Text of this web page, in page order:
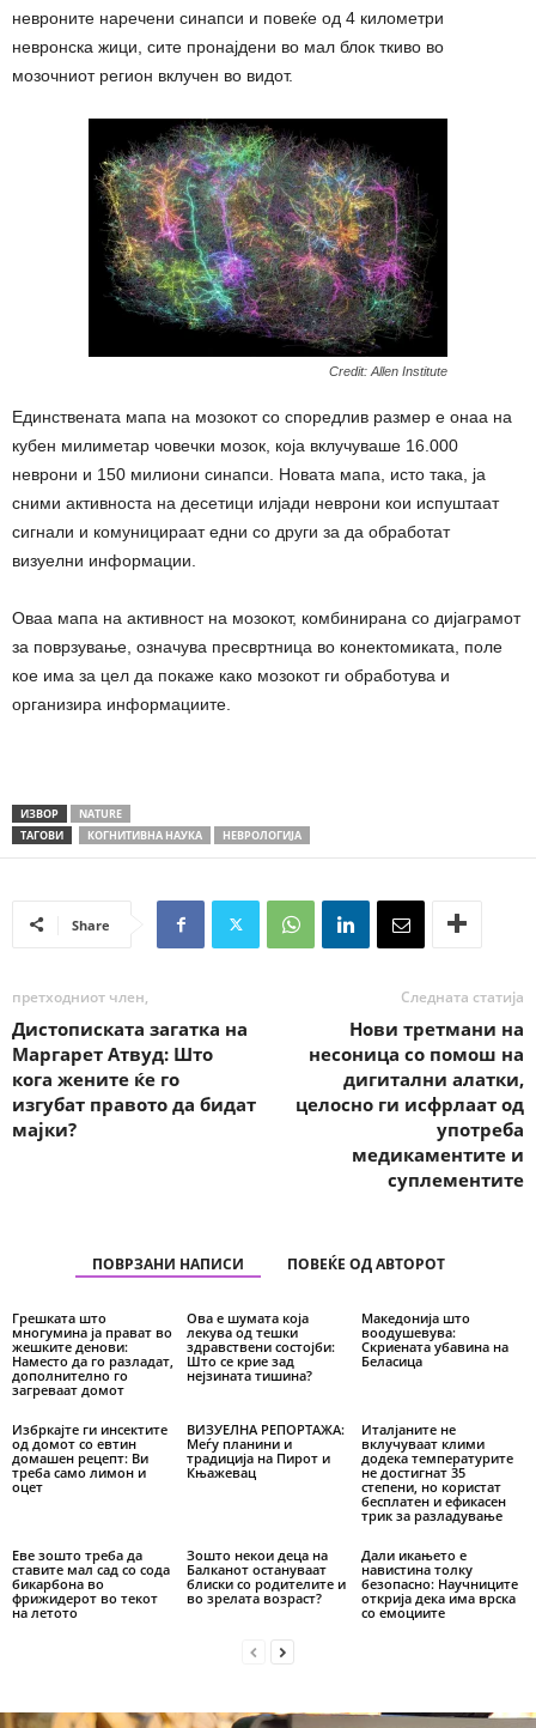
невроните наречени синапси и повеќе од 4 километри
невронска жици, сите пронајдени во мал блок ткиво во
мозочниот регион вклучен во видот.
Credit: Allen Institute
Единствената мапа на мозокот со споредлив размер е онаа на
кубен милиметар човечки мозок, која вклучуваше 16.000
неврони и 150 милиони синапси. Новата мапа, исто така, ја
сними активноста на десетици илјади неврони кои испуштаат
сигнали и комуницираат едни со други за да обработат
визуелни информации.
Оваа мапа на активност на мозокот, комбинирана со дијаграмот
за поврзување, означува пресвртница во конектомиката, поле
кое има за цел да покаже како мозокот ги обработува и
организира информациите.
ИЗВОР
NATURE
ТАГОВИ
КОГНИТИВНА НАУКА НЕВРОЛОГИЈА
Share
претходниот член,
Дистописката загатка на
Маргарет Атвуд: Што
кога жените ќе го
изгубат правото да бидат
мајки?
Следната статија
Нови третмани на
несоница со помош на
дигитални алатки,
целосно ги исфрлаат од
употреба
медикаментите и
суплементите
ПОВРЗАНИ НАПИСИ ПОВЕЌЕ ОД АВТОРОТ
Грешката што
многумина ја прават во
жешките денови:
Наместо да го разладат,
дополнително го
загреваат домот
Ова е шумата која
лекува од тешки
здравствени состојби:
Што се крие зад
нејзината тишина?
Македонија што
воодушевува:
Скриената убавина на
Беласица
Избркајте ги инсектите
од домот со евтин
домашен рецепт: Ви
треба само лимон и
оцет
ВИЗУЕЛНА РЕПОРТАЖА:
Меѓу планини и
традиција на Пирот и
Књажевац
Италјаните не
вклучуваат клими
додека температурите
не достигнат 35
степени, но користат
бесплатен и ефикасен
трик за разладување
Еве зошто треба да
ставите мал сад со сода
бикарбона во
фрижидерот во текот
на летото
Зошто некои деца на
Балканот остануваат
блиски со родителите и
во зрелата возраст?
Дали икањето е
навистина толку
безопасно: Научниците
открија дека има врска
со емоциите